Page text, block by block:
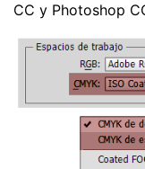
CC y Photoshop